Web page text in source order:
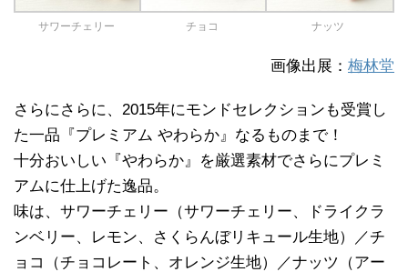
サワーチェリー チョコ ナッツ
画像出展： 梅林堂
さらにさらに、2015年にモンドセレクションも受賞し
た一品『プレミアム やわらか』なるものまで！
十分おいしい『やわらか』を厳選素材でさらにプレミ
アムに仕上げた逸品。
味は、サワーチェリー（サワーチェリー、ドライクラ
ンベリー、レモン、さくらんぼリキュール生地）／チ
ョコ（チョコレート、オレンジ生地）／ナッツ（アー